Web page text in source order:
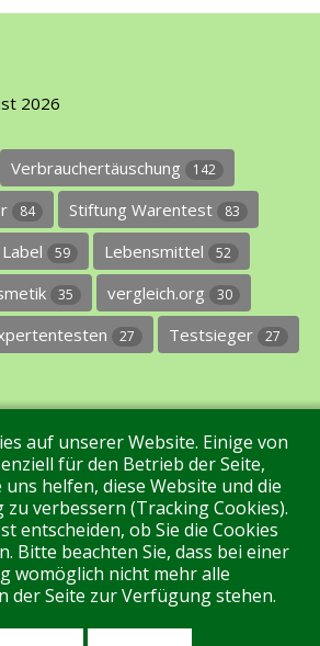
2026
Verbrauchertäuschung 142
84 Stiftung Warentest 83
Label 59 Lebensmittel 52
35 vergleich.org 30
27 Testsieger 27
Über uns Kontakt
Sie uns! Login
auf unserer Website. Einige von
für den Betrieb der Seite,
helfen, diese Website und die
verbessern (Tracking Cookies).
entscheiden, ob Sie die Cookies
Bitte beachten Sie, dass bei einer
womöglich nicht mehr alle
der Seite zur Verfügung stehen.